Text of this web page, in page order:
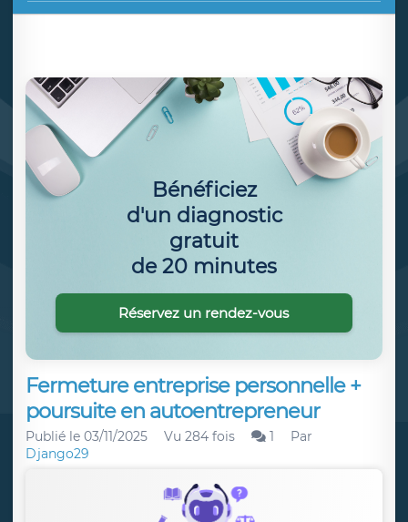
Fermeture entreprise personnelle +
poursuite en autoentrepreneur
Publié le 03/11/2025 Vu 284 fois 1
Par
Django29
Bénéficiez
d'un diagnostic
gratuit
de 20 minutes
Réservez un rendez-vous